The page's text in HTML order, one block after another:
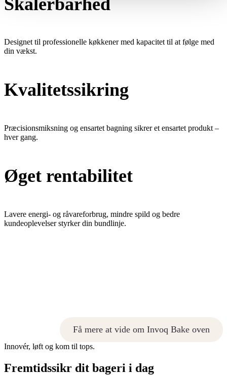
Designet til professionelle køkkener med kapacitet til at følge med
din vækst.
Kvalitetssikring
Præcisionsmiksning og ensartet bagning sikrer et ensartet produkt –
hver gang.
Øget rentabilitet
Lavere energi- og råvareforbrug, mindre spild og bedre
kundeoplevelser styrker din bundlinje.
Få mere at vide om Invoq Bake oven
Innovér, løft og kom til tops.
Fremtidssikr dit bageri i dag